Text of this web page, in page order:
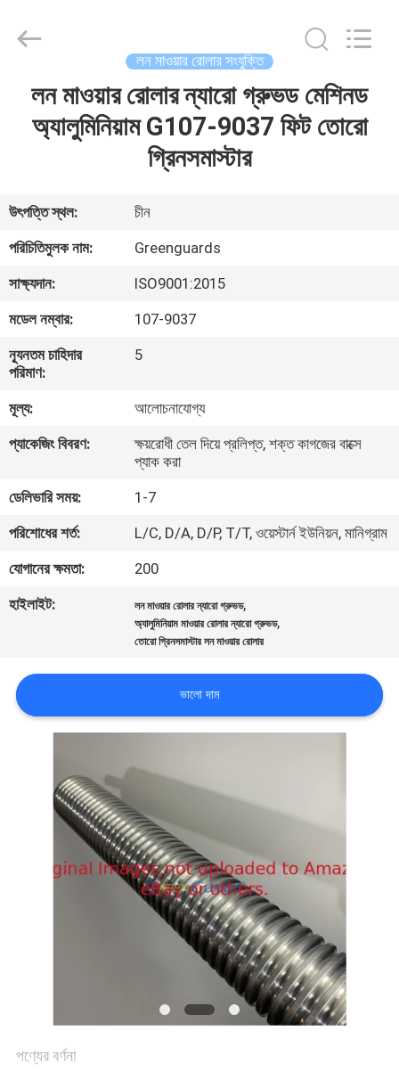
বাড়ি
আমাদের
সম্পর্কে
কারখানা
ভ্রমণ
নিয়ন্ত্রণ
করুন
খবর
আবেদন
PRIVACY
POLICY
Trading
Reserved.
লন মাওয়ার রোলার সংযুক্তি
লন মাওয়ার রোলার ন্যারো গ্রুভড মেশিনড
অ্যালুমিনিয়াম G107-9037 ফিট তোরো
গ্রিনসমাস্টার
উৎপত্তি স্থল:
চীন
পরিচিতিমুলক নাম:
Greenguards
সাক্ষ্যদান:
ISO9001:2015
মডেল নম্বার:
107-9037
ন্যূনতম চাহিদার
পরিমাণ:
5
মূল্য:
আলোচনাযোগ্য
প্যাকেজিং বিবরণ:
ক্ষয়রোধী তেল দিয়ে প্রলিপ্ত, শক্ত কাগজের বাক্সে
প্যাক করা
ডেলিভারি সময়:
1-7
পরিশোধের শর্ত:
L/C, D/A, D/P, T/T, ওয়েস্টার্ন ইউনিয়ন, মানিগ্রাম
যোগানের ক্ষমতা:
200
হাইলাইট:
লন মাওয়ার রোলার ন্যারো গ্রুভড,
অ্যালুমিনিয়াম মাওয়ার রোলার ন্যারো গ্রুভড,
তোরো গ্রিনসমাস্টার লন মাওয়ার রোলার
ভালো দাম
পণ্যের বর্ণনা